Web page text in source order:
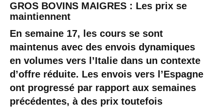
GROS BOVINS MAIGRES : Les prix se
maintiennent
En semaine 17, les cours se sont
maintenus avec des envois dynamiques
en volumes vers l’Italie dans un contexte
d’offre réduite. Les envois vers l’Espagne
ont progressé par rapport aux semaines
précédentes, à des prix toutefois